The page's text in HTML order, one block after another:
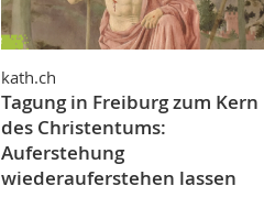
kath.ch
Tagung in Freiburg zum Kern
des Christentums:
Auferstehung
wiederauferstehen lassen